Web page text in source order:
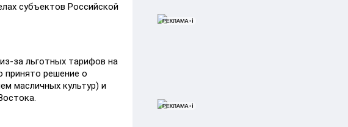
субъектов Российской
за льготных тарифов на
принято решение о
масличных культур) и